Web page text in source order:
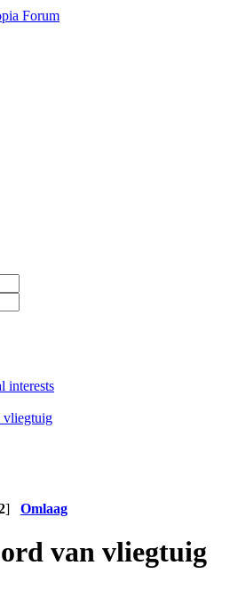
Forum
interests
vliegtuig
] Omlaag
van vliegtuig